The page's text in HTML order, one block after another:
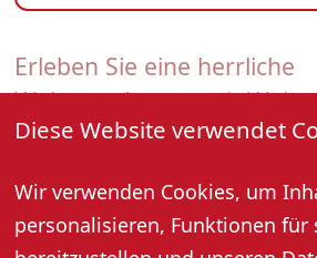
Diese Website verwendet
Wir verwenden Cookies, um
personalisieren, Funktionen für
Erleben Sie eine herrliche
Weinwanderung mit Wein-
Kist
28. Juni 2026, 17:30 - 20:30 Uhr
Hofgut Heuberg · Alm 53 · 77704